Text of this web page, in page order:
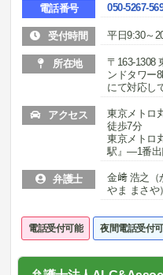
電話番号 050-5267-
受付時間 平日9:30～
所在地
〒163-1308
ンドタワー
にて対応し
アクセス
東京メトロ
徒歩7分
東京メトロ
駅』―1番出
弁護士
金﨑 浩之（
やま まさや）
電話受付可能 夜間電話受付